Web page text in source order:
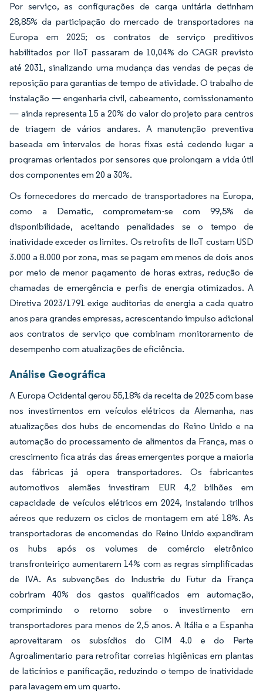
Por serviço, as configurações de carga unitária detinham
28,85% da participação do mercado de transportadores na
Europa em 2025; os contratos de serviço preditivos
habilitados por IIoT passaram de 10,04% do CAGR previsto
até 2031, sinalizando uma mudança das vendas de peças de
reposição para garantias de tempo de atividade. O trabalho de
instalação — engenharia civil, cabeamento, comissionamento
— ainda representa 15 a 20% do valor do projeto para centros
de triagem de vários andares. A manutenção preventiva
baseada em intervalos de horas fixas está cedendo lugar a
programas orientados por sensores que prolongam a vida útil
dos componentes em 20 a 30%.
Os fornecedores do mercado de transportadores na Europa,
como a Dematic, comprometem-se com 99,5% de
disponibilidade, aceitando penalidades se o tempo de
inatividade exceder os limites. Os retrofits de IIoT custam USD
3.000 a 8.000 por zona, mas se pagam em menos de dois anos
por meio de menor pagamento de horas extras, redução de
chamadas de emergência e perfis de energia otimizados. A
Diretiva 2023/1791 exige auditorias de energia a cada quatro
anos para grandes empresas, acrescentando impulso adicional
aos contratos de serviço que combinam monitoramento de
desempenho com atualizações de eficiência.
Análise Geográfica
A Europa Ocidental gerou 55,18% da receita de 2025 com base
nos investimentos em veículos elétricos da Alemanha, nas
atualizações dos hubs de encomendas do Reino Unido e na
automação do processamento de alimentos da França, mas o
crescimento fica atrás das áreas emergentes porque a maioria
das fábricas já opera transportadores. Os fabricantes
automotivos alemães investiram EUR 4,2 bilhões em
capacidade de veículos elétricos em 2024, instalando trilhos
aéreos que reduzem os ciclos de montagem em até 18%. As
transportadoras de encomendas do Reino Unido expandiram
os hubs após os volumes de comércio eletrônico
transfronteiriço aumentarem 14% com as regras simplificadas
de IVA. As subvenções do Industrie du Futur da França
cobriram 40% dos gastos qualificados em automação,
comprimindo o retorno sobre o investimento em
transportadores para menos de 2,5 anos. A Itália e a Espanha
aproveitaram os subsídios do CIM 4.0 e do Perte
Agroalimentario para retrofitar correias higiênicas em plantas
de laticínios e panificação, reduzindo o tempo de inatividade
para lavagem em um quarto.